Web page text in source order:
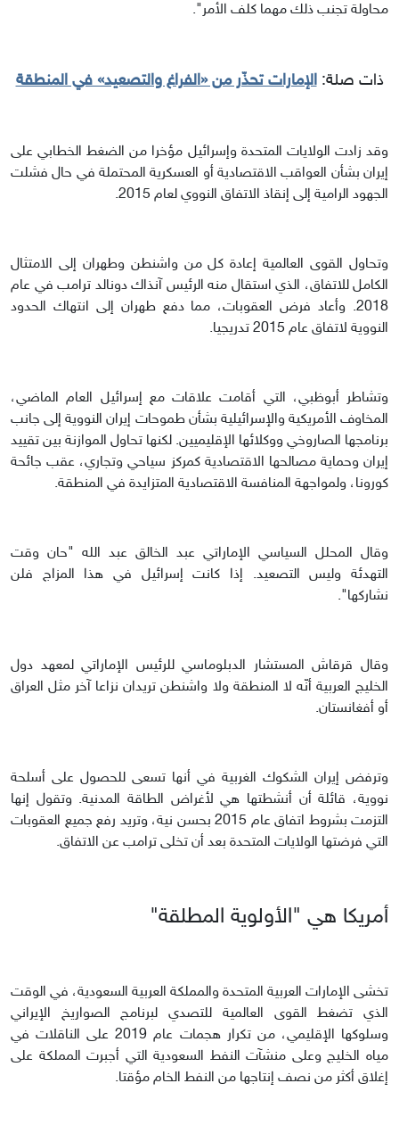
محاولة تجنب ذلك مهما كلف الأمر".
ذات صلة:الإمارات تحذّر من «الفراغ والتصعيد» في المنطقة
وقد زادت الولايات المتحدة وإسرائيل مؤخرا من الضغط الخطابي على
إيران بشأن العواقب الاقتصادية أو العسكرية المحتملة في حال فشلت
الجهود الرامية إلى إنقاذ الاتفاق النووي لعام 2015.
وتحاول القوى العالمية إعادة كل من واشنطن وطهران إلى الامتثال
الكامل للاتفاق، الذي استقال منه الرئيس آنذاك دونالد ترامب في عام
2018. وأعاد فرض العقوبات، مما دفع طهران إلى انتهاك الحدود
النووية لاتفاق عام 2015 تدريجيا.
وتشاطر أبوظبي، التي أقامت علاقات مع إسرائيل العام الماضي،
المخاوف الأمريكية والإسرائيلية بشأن طموحات إيران النووية إلى جانب
برنامجها الصاروخي ووكلائها الإقليميين. لكنها تحاول الموازنة بين تقييد
إيران وحماية مصالحها الاقتصادية كمركز سياحي وتجاري، عقب جائحة
كورونا، ولمواجهة المنافسة الاقتصادية المتزايدة في المنطقة.
وقال المحلل السياسي الإماراتي عبد الخالق عبد الله "حان وقت
التهدئة وليس التصعيد. إذا كانت إسرائيل في هذا المزاج فلن
نشاركها".
وقال قرقاش المستشار الدبلوماسي للرئيس الإماراتي لمعهد دول
الخليج العربية أنّه لا المنطقة ولا واشنطن تريدان نزاعا آخر مثل العراق
أو أفغانستان.
وترفض إيران الشكوك الغربية في أنها تسعى للحصول على أسلحة
نووية، قائلة أن أنشطتها هي لأغراض الطاقة المدنية. وتقول إنها
التزمت بشروط اتفاق عام 2015 بحسن نية، وتريد رفع جميع العقوبات
التي فرضتها الولايات المتحدة بعد أن تخلى ترامب عن الاتفاق.
أمريكا هي "الأولوية المطلقة"
تخشى الإمارات العربية المتحدة والمملكة العربية السعودية، في الوقت
الذي تضغط القوى العالمية للتصدي لبرنامج الصواريخ الإيراني
وسلوكها الإقليمي، من تكرار هجمات عام 2019 على الناقلات في
مياه الخليج وعلى منشآت النفط السعودية التي أجبرت المملكة على
إغلاق أكثر من نصف إنتاجها من النفط الخام مؤقتا.